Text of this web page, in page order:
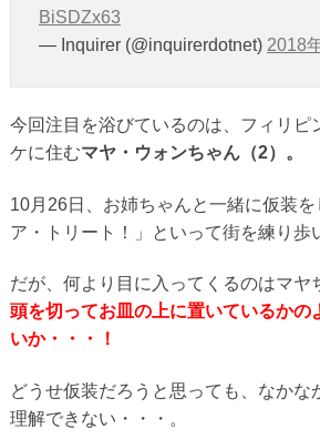
BiSDZx63
— Inquirer (@inquirerdotnet) 2018
今回注目を浴びているのは、フィリピ
ケに住むマヤ・ウォンちゃん（2）。
10月26日、お姉ちゃんと一緒に仮装
ア・トリート！」といって街を練り歩
だが、何より目に入ってくるのはマヤ
頭を切ってお皿の上に置いているかの
いか・・・！
どうせ仮装だろうと思っても、なかな
理解できない・・・。